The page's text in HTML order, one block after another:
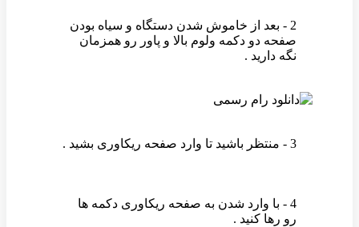
2 - بعد از خاموش شدن دستگاه و سیاه بودن
صفحه دو دکمه ولوم بالا و پاور رو همزمان
نگه دارید .
3 - منتظر باشید تا وارد صفحه ریکاوری بشید .
4 - با وارد شدن به صفحه ریکاوری دکمه ها
رو رها کنید .